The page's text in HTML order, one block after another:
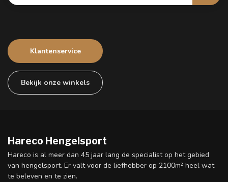
Klantenservice
Bekijk onze winkels
Hareco Hengelsport
Hareco is al meer dan 45 jaar lang de specialist op het gebied
van hengelsport. Er valt voor de liefhebber op 2100m² heel wat
te beleven en te zien.